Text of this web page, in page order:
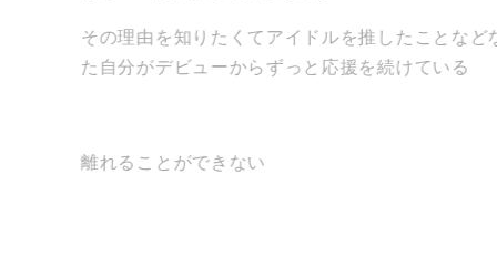
その理由を知りたくてアイドルを推したことなど
た自分がデビューからずっと応援を続けている
離れることができない